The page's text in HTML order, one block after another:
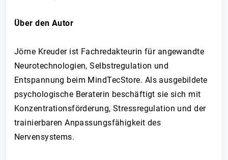
Über den Autor
Jörne Kreuder ist Fachredakteurin für angewandte
Neurotechnologien, Selbstregulation und
Entspannung beim MindTecStore. Als ausgebildete
psychologische Beraterin beschäftigt sie sich mit
Konzentrationsförderung, Stressregulation und der
trainierbaren Anpassungsfähigkeit des
Nervensystems.